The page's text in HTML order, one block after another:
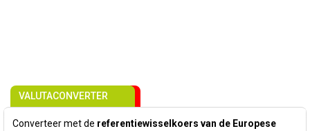
VALUTACONVERTER
Converteer met de referentiewisselkoers van de Europese